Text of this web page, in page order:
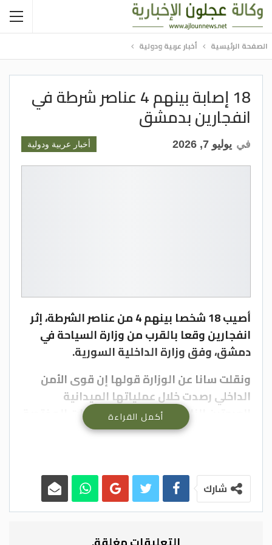
الصفحة الرئيسية أخبار عربية ودولية
18 إصابة بينهم 4 عناصر شرطة في
انفجارين بدمشق
أخبار عربية ودولية في يوليو 7, 2026
أصيب 18 شخصا بينهم 4 من عناصر الشرطة، إثر
انفجارين وقعا بالقرب من وزارة السياحة في
دمشق، وفق وزارة الداخلية السورية.
ونقلت سانا عن الوزارة قولها إن قوى الأمن
الداخلي رصدت خلال عملياتها الميدانية
العبوتين الناسفتين، وباشرت الوحدات المختصة
اتخاذ الإجراءات اللازمة لتفكيكهما، إلا أنهما
وأكدت الوزارة أن قوى الأمن الداخلي فرضت
طوقاً أمنياً في محيط الموقع حفاظاً على
سلامة السوريين، فيما باشرت الوحدات
أكمل القراءة
شارك